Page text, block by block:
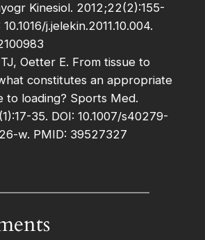
Kinesiol. 2012;22(2):155-
j.jelekin.2011.10.004.
Oetter E. From tissue to
constitutes an appropriate
to loading? Sports Med.
35. DOI: 10.1007/s40279-
w. PMID: 39527327